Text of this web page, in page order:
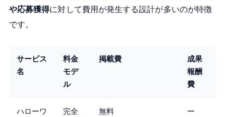
や応募獲得に対して費用が発生する設計が多いのが特徴
です。
サービス
名
料金
モデ
ル
掲載費
成果
報酬
費
ハローワ
完全
無料 ー